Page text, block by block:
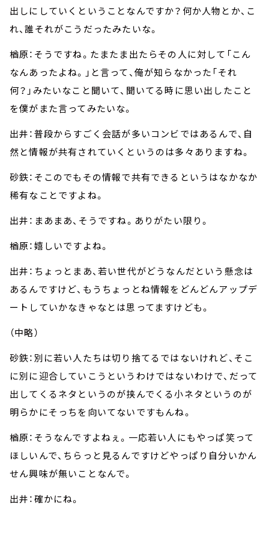
出しにしていくということなんですか？何か人物とか、こ
れ、誰それがこうだったみたいな。
楢原：そうですね。たまたま出たらその人に対して「こん
なんあったよね。」と言って、俺が知らなかった「それ
何？」みたいなこと聞いて、聞いてる時に思い出したこと
を僕がまた言ってみたいな。
出井：普段からすごく会話が多いコンビではあるんで、自
然と情報が共有されていくというのは多々ありますね。
砂鉄：そこのでもその情報で共有できるというはなかなか
稀有なことですよね。
出井：まあまあ、そうですね。ありがたい限り。
楢原：嬉しいですよね。
出井：ちょっとまあ、若い世代がどうなんだという懸念は
あるんですけど、もうちょっとね情報をどんどんアップデ
ートしていかなきゃなとは思ってますけども。
（中略）
砂鉄：別に若い人たちは切り捨てるではないけれど、そこ
に別に迎合していこうというわけではないわけで、だって
出してくるネタというのが挟んでくる小ネタというのが
明らかにそっちを向いてないですもんね。
楢原：そうなんですよねぇ。一応若い人にもやっぱ笑って
ほしいんで、ちらっと見るんですけどやっぱり自分いかん
せん興味が無いことなんで。
出井：確かにね。